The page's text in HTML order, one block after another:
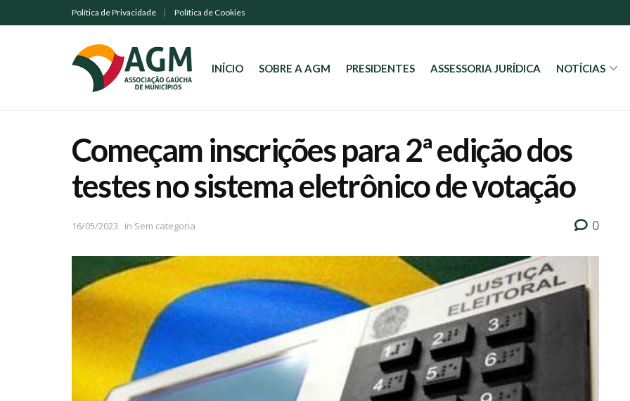
Política de Privacidade Política de Cookies
INÍCIO SOBRE A AGM PRESIDENTES ASSESSORIA JURÍDICA NOTÍCIAS
Começam inscrições para 2ª edição dos
testes no sistema eletrônico de votação
16/05/2023 in Sem categoria 0